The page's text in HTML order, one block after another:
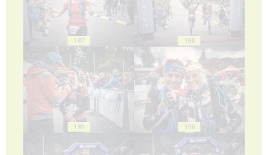
187 188
189 190